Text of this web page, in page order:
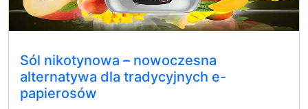
Sól nikotynowa – nowoczesna
alternatywa dla tradycyjnych e-
papierosów